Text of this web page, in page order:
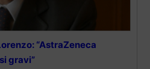
“AstraZeneca
gravi”